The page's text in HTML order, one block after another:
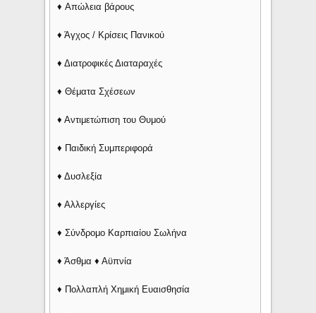
♦ Απώλεια βάρους
♦ Άγχος / Κρίσεις Πανικού
♦ Διατροφικές Διαταραχές
♦ Θέματα Σχέσεων
♦ Αντιμετώπιση του Θυμού
♦ Παιδική Συμπεριφορά
♦ Δυσλεξία
♦ Αλλεργίες
♦ Σύνδρομο Καρπιαίου Σωλήνα
♦ Άσθμα ♦ Αϋπνία
♦ Πολλαπλή Χημική Ευαισθησία